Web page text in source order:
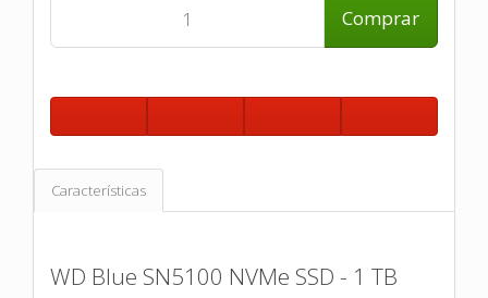
Comprar
Características
WD Blue SN5100 NVMe SSD - 1 TB